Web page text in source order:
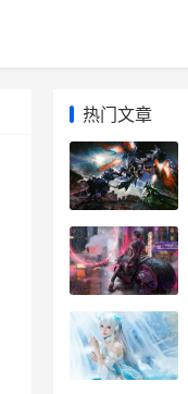
热门文章